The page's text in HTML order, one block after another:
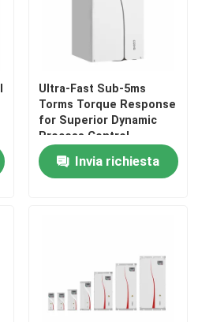
Ultra-Fast Sub-5ms
Torms Torque Response
for Superior Dynamic
Process Control
Invia richiesta